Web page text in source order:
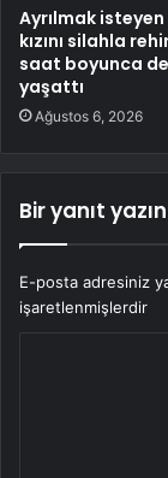
Ayrılmak isteyen
kızını silahla
saat boyunca
yaşattı
Ağustos 6, 2026
Bir yanıt yazın
E-posta adresiniz
işaretlenmişlerdir